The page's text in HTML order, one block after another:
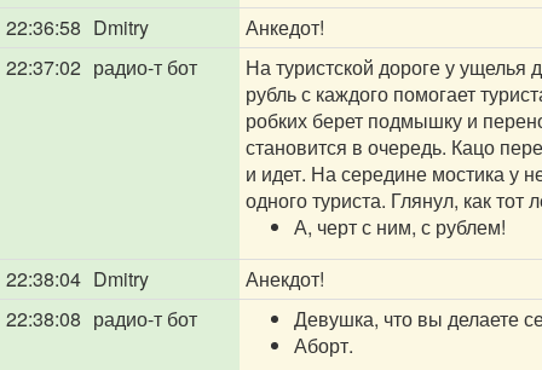
22:36:58 Dmitry
Анкедот!
22:37:02 радио-т бот
На туристской дороге у
рубль с каждого помогает
робких берет подмышку и
становится в очередь. Кацо
и идет. На середине мостика у
одного туриста. Глянул, как тот
А, черт с ним, с рублем!
22:38:04 Dmitry
Анекдот!
22:38:08 радио-т бот
Девушка, что вы делаете
Аборт.